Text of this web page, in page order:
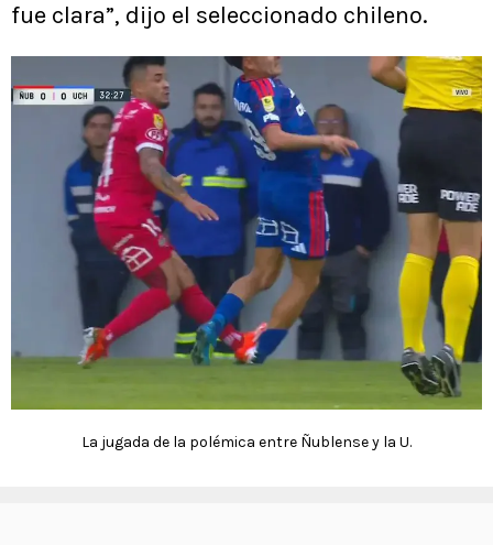
fue clara”, dijo el seleccionado chileno.
La jugada de la polémica entre Ñublense y la U.